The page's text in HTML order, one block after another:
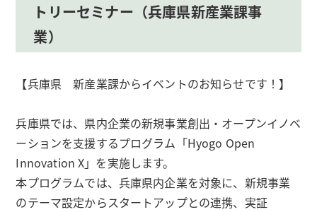
トリーセミナー（兵庫県新産業課事
業）
【兵庫県 新産業課からイベントのお知らせです！】
兵庫県では、県内企業の新規事業創出・オープンイノベ
ーションを支援するプログラム「Hyogo Open
Innovation X」を実施します。
本プログラムでは、兵庫県内企業を対象に、新規事業
のテーマ設定からスタートアップとの連携、実証